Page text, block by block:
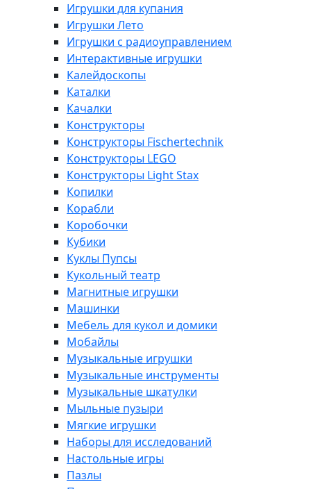
Игрушки для купания
Игрушки Лето
Игрушки с радиоуправлением
Интерактивные игрушки
Калейдоскопы
Каталки
Качалки
Конструкторы
Конструкторы Fisсhertechnik
Конструкторы LEGO
Конструкторы Light Stax
Копилки
Корабли
Коробочки
Кубики
Куклы Пупсы
Кукольный театр
Магнитные игрушки
Машинки
Мебель для кукол и домики
Мобайлы
Музыкальные игрушки
Музыкальные инструменты
Музыкальные шкатулки
Мыльные пузыри
Мягкие игрушки
Наборы для исследований
Настольные игры
Пазлы